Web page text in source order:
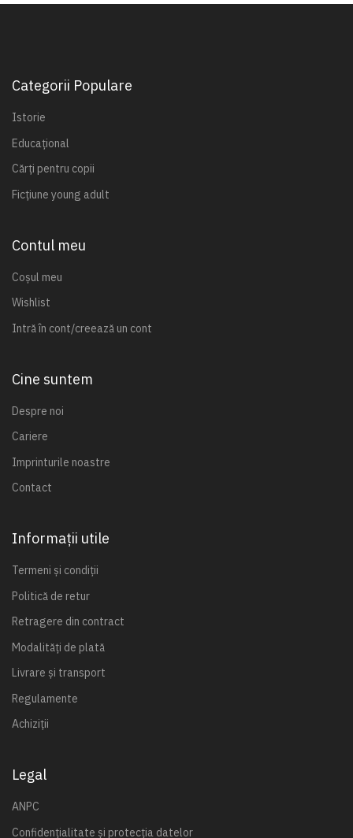
Categorii Populare
Istorie
Educațional
Cărți pentru copii
Ficțiune young adult
Contul meu
Coșul meu
Wishlist
Intră în cont/creează un cont
Cine suntem
Despre noi
Cariere
Imprinturile noastre
Contact
Informații utile
Termeni și condiții
Politică de retur
Retragere din contract
Modalități de plată
Livrare și transport
Regulamente
Achiziții
Legal
ANPC
Confidențialitate și protecția datelor